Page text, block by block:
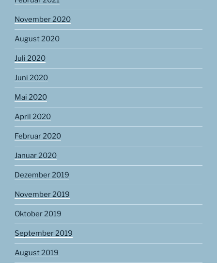
November 2020
August 2020
Juli 2020
Juni 2020
Mai 2020
April 2020
Februar 2020
Januar 2020
Dezember 2019
November 2019
Oktober 2019
September 2019
August 2019